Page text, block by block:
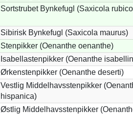
Sortstrubet Bynkefugl (Saxicola
Sibirisk Bynkefugl (Saxicola maurus)
Stenpikker (Oenanthe oenanthe)
Isabellastenpikker (Oenanthe
Ørkenstenpikker (Oenanthe deserti)
Vestlig Middelhavsstenpikker
hispanica)
Østlig Middelhavsstenpikker